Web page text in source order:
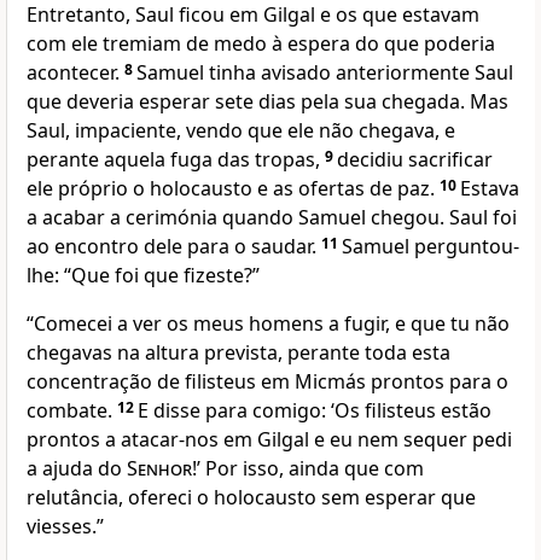
Entretanto, Saul ficou em Gilgal e os que estavam
com ele tremiam de medo à espera do que poderia
acontecer. 8Samuel tinha avisado anteriormente Saul
que deveria esperar sete dias pela sua chegada. Mas
Saul, impaciente, vendo que ele não chegava, e
perante aquela fuga das tropas, 9decidiu sacrificar
ele próprio o holocausto e as ofertas de paz. 10 Estava
a acabar a cerimónia quando Samuel chegou. Saul foi
ao encontro dele para o saudar. 11 Samuel perguntou-
lhe: “Que foi que fizeste?”
“Comecei a ver os meus homens a fugir, e que tu não
chegavas na altura prevista, perante toda esta
concentração de filisteus em Micmás prontos para o
combate. 12 E disse para comigo: ‘Os filisteus estão
prontos a atacar-nos em Gilgal e eu nem sequer pedi
a ajuda do Senhor!’ Por isso, ainda que com
relutância, ofereci o holocausto sem esperar que
viesses.”